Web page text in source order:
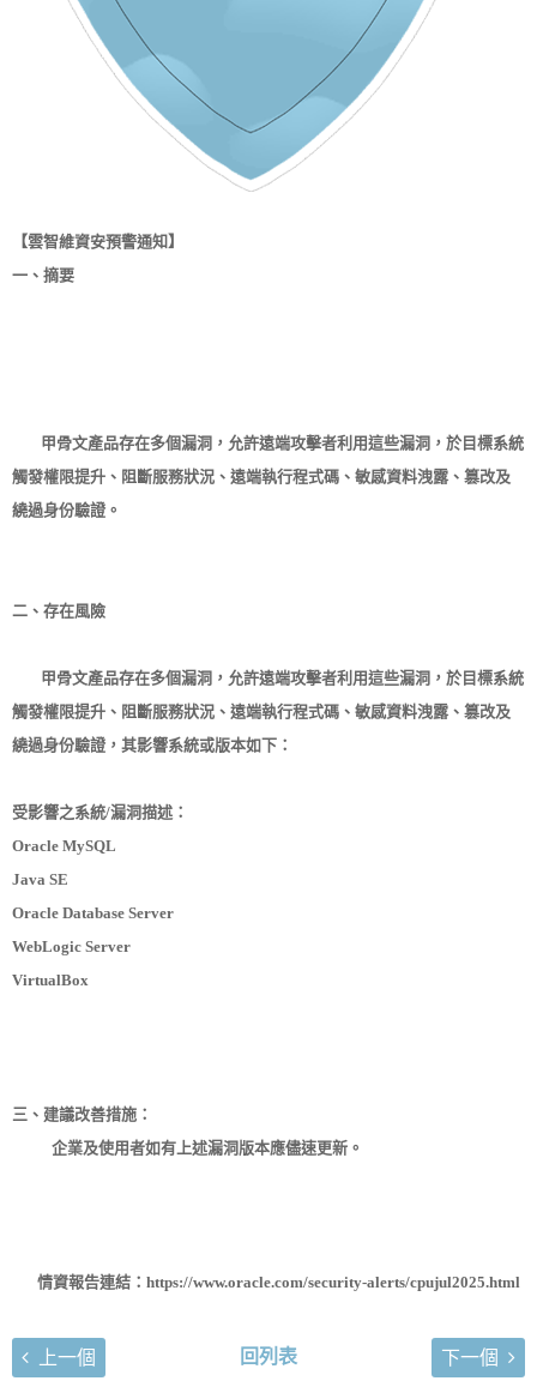
【雲智維資安預警通知】
一、摘要
甲骨文產品存在多個漏洞，允許遠端攻擊者利用這些漏洞，於目標系統
觸發權限提升、阻斷服務狀況、遠端執行程式碼、敏感資料洩露、篡改及
繞過身份驗證。
二、存在風險
甲骨文產品存在多個漏洞，允許遠端攻擊者利用這些漏洞，於目標系統
觸發權限提升、阻斷服務狀況、遠端執行程式碼、敏感資料洩露、篡改及
繞過身份驗證，其影響系統或版本如下：
受影響之系統/漏洞描述：
Oracle MySQL
Java SE
Oracle Database Server
WebLogic Server
VirtualBox
三、建議改善措施：
企業及使用者如有上述漏洞版本應儘速更新。
情資報告連結：https://www.oracle.com/security-alerts/cpujul2025.html
上一個 回列表 下一個